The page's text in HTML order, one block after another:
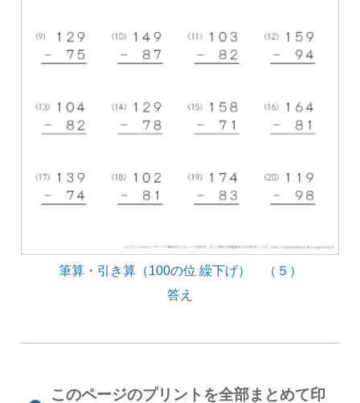
筆算・引き算（100の位 繰下げ） （５）
答え
このページのプリントを全部まとめて印